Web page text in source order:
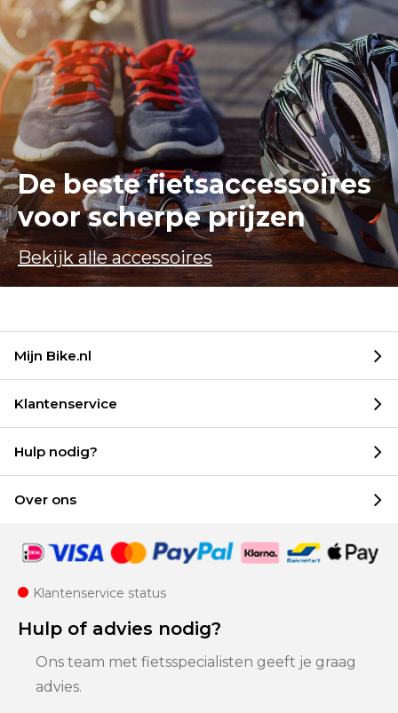
De beste fietsaccessoires
voor scherpe prijzen
Bekijk alle accessoires
Mijn Bike.nl
Klantenservice
Hulp nodig?
Over ons
Klantenservice status
Hulp of advies nodig?
Ons team met fietsspecialisten geeft je graag
advies.